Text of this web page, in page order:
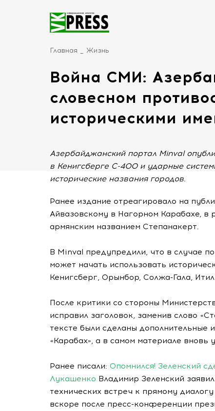
Главная Жизнь
Война СМИ:
словесном
историческими
Азербайджанский портал Minval
в Кенигсберге С-400 и ударные
исторические названия городов.
Ранее издание отреагировало на
Айвазовскому в Нагорном Карабахе, в
армянским названием Степанакерт.
В Minval предупредили, что в случае
может начать использовать
Кенигсберг, Орынбор, Солжа-Гала,
После критики со стороны
исправил заголовок, заменив слово
тексте были сделаны дополнительные
«Карабах», а в самом материале вновь
Ранее писали: Опомнился! Зеленский
Лукашенко Владимир Зеленский
технических встреч к прямому
вскоре после пресс-конференции